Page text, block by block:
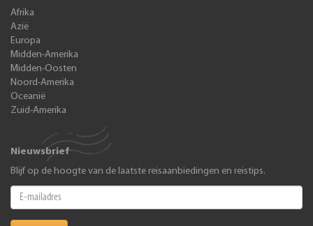
Afrika
Azië
Europa
Midden-Amerika
Midden-Oosten
Noord-Amerika
Oceanië
Zuid-Amerika
Nieuwsbrief
Blijf op de hoogte van de laatste reisaanbiedingen en reistips.